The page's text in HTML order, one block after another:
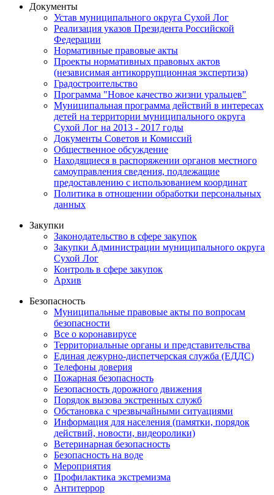
Документы
Устав муниципального округа Сухой Лог
Реализация указов Президента Российской
Федерации
Нормативные правовые акты
Проекты нормативных правовых актов
(независимая антикоррупционная экспертиза)
Градостроительство
Программа "Новое качество жизни уральцев"
Муниципальная программа действий в интересах
детей на территории муниципального округа
Сухой Лог на 2013 - 2017 годы
Документы Советов и Комиссий
Общественное обсуждение
Находящиеся в распоряжении органов местного
самоуправления сведения, подлежащие
предоставлению с использованием координат
Политика в отношении обработки персональных
данных
Закупки
Законодательство в сфере закупок
Закупки Администрации муниципального округа
Сухой Лог
Контроль в сфере закупок
Архив
Безопасность
Муниципальные правовые акты по вопросам
безопасности
Все о коронавирусе
Территориальные органы и представительства
Единая дежурно-диспетчерская служба (ЕДДС)
Телефоны доверия
Пожарная безопасность
Безопасность дорожного движения
Порядок вызова экстренных служб
Обстановка с чрезвычайными ситуациями
Информация для населения (памятки, порядок
действий, новости, видеоролики)
Ветеринарная безопасность
Безопасность на воде
Мероприятия
Профилактика экстремизма
Антитеррор